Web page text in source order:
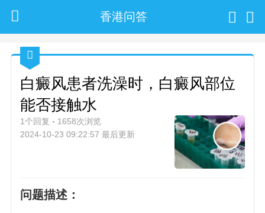
香港问答
白癜风患者洗澡时，白癜风部位
能否接触水
1个回复
1658次浏览
2024-10-23 09:22:57 最后更新
问题描述：